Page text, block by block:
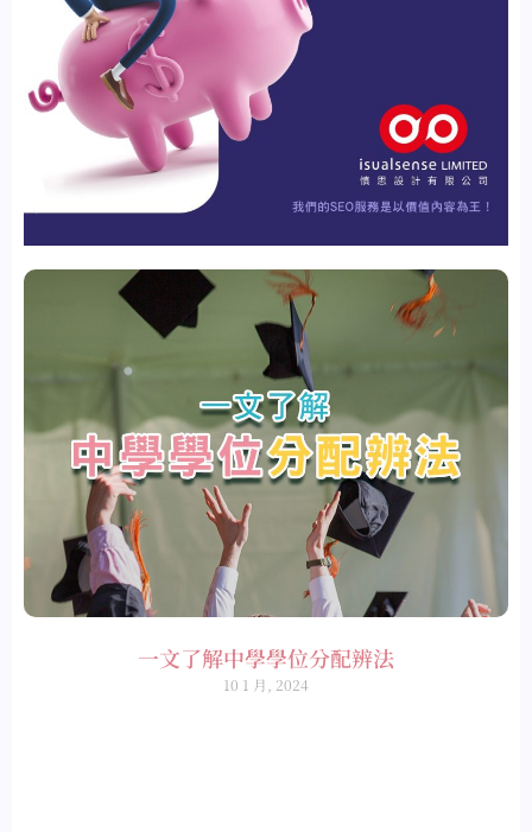
一文了解中學學位分配辨法
10 1 月, 2024